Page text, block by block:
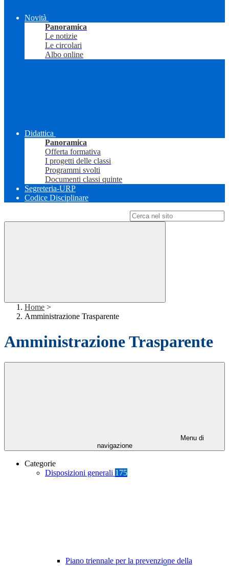
Novità
Panoramica
Le notizie
Le circolari
Albo online
Didattica
Panoramica
Offerta formativa
I progetti delle classi
Programmi svolti
Documenti classi quinte
Segreteria-URP
Codice Disciplinare
Home >
Amministrazione Trasparente
Amministrazione Trasparente
Menu di
navigazione
Categorie
Disposizioni generali 175
Piano triennale per la prevenzione della